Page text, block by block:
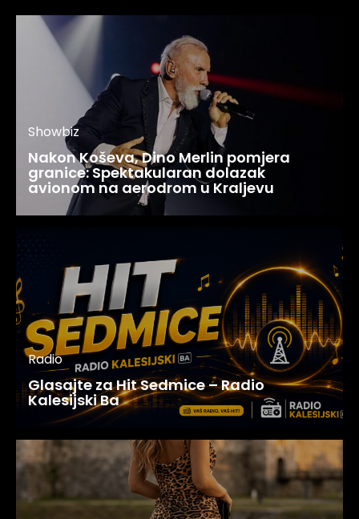
Showbiz
Nakon Koševa, Dino Merlin pomjera
granice: Spektakularan dolazak
avionom na aerodrom u Kraljevu
Radio
Glasajte za Hit Sedmice – Radio
Kalesijski Ba